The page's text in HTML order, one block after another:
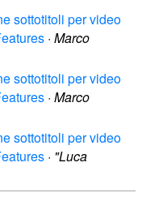
sottotitoli per video
· Marco
sottotitoli per video
· Marco
sottotitoli per video
· "Luca